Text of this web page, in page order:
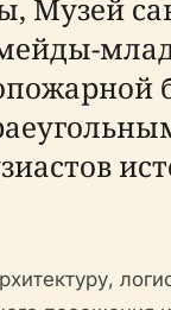
Музей